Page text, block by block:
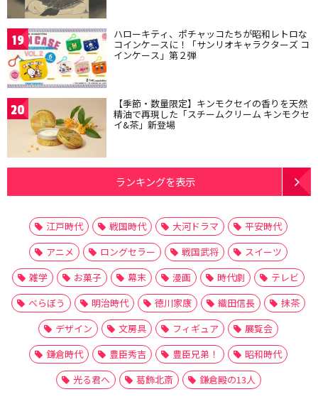
19 ハローキティ、ポチャッコたちが昭和レトロな
コインケースに！「サンリオキャラクターズ コ
インケース」第２弾
20 【季節・数量限定】キンモクセイの香りを天然
精油で再現した「スチームクリーム キンモクセ
イ&茶」新登場
ランキングを表示
江戸時代 戦国時代 大河ドラマ
平安時代
アニメ
ロングセラー 戦国武将
スイーツ
雑学
お菓子 幕末 漫画 時代劇
テレビ
べらぼう
明治時代 徳川家康 織田信長
抹茶
デザイン
文房具 フィギュア
展覧会
鎌倉時代
豊臣秀吉 豊臣兄弟！
昭和時代
光る君へ
葛飾北斎 鎌倉殿の13人